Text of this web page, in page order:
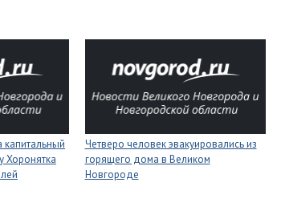
капитальный
Хоронятка
Четверо человек эвакуировались из
горящего дома в Великом
Новгороде